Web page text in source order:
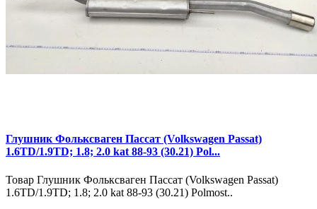
Глушник Фольксваген Пассат (Volkswagen Passat)
1.6TD/1.9TD; 1.8; 2.0 kat 88-93 (30.21) Pol...
Товар Глушник Фольксваген Пассат (Volkswagen Passat)
1.6TD/1.9TD; 1.8; 2.0 kat 88-93 (30.21) Polmost..